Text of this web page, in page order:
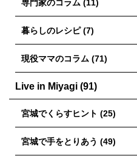
専門家のコラム (11)
暮らしのレシピ (7)
現役ママのコラム (71)
Live in Miyagi (91)
宮城でくらすヒント (25)
宮城で手をとりあう (49)